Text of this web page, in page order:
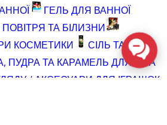
ГЕЛЬ ДЛЯ ВАННОЇ
ТА БІЛИЗНИ
КОСМЕТИКИ
СІЛЬ ТА ПІНА
ПУДРА ТА КАРАМЕЛЬ ДЛЯ ТІЛА
/ АКСЕСУАРИ ДЛЯ ІГРАШОК